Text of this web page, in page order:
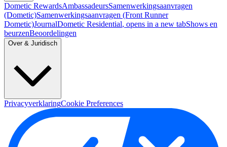
Dometic RewardsAmbassadeursSamenwerkingsaanvragen
(Dometic)Samenwerkingsaanvragen (Front Runner
Dometic)JournalDometic Residential, opens in a new tabShows en
beurzenBeoordelingen
Over & Juridisch
PrivacyverklaringCookie Preferences